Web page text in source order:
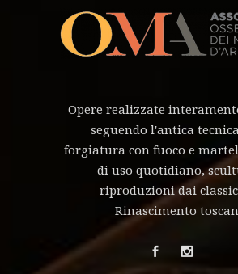
Opere realizzate
seguendo l'antica
forgiatura con fuoco e
di uso quotidiano,
riproduzioni dai
Rinascimento